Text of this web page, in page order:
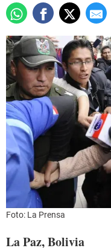
Foto: La Prensa
La Paz, Bolivia